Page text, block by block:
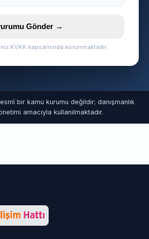
Gönder →
KVKK kapsamında korunmaktadır.
bir kamu kurumu değildir; danışmanlık
amacıyla kullanılmaktadır.